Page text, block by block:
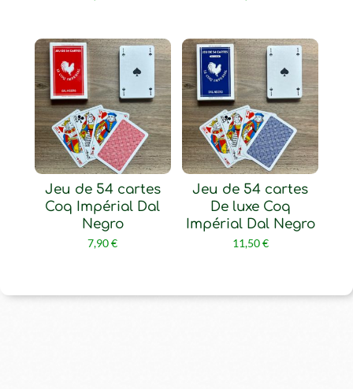
Jeu de 54 cartes
Coq Impérial Dal
Negro
7,90€
Jeu de 54 cartes
De luxe Coq
Impérial Dal Negro
11,50€